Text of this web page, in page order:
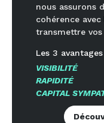
nous assurons
cohérence
transmettre vos
Les 3
VISIBILITÉ
RAPIDITÉ
CAPITAL